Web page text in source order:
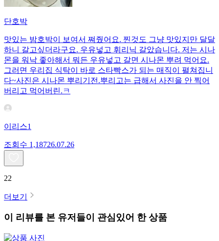
단호박
맛있는 밤호박이 보여서 쪄줬어요. 찐것도 그냥 맛있지만 달달
하니 갈고싶더라구요. 우유넣고 휘리닉 갈았습니다. 저는 시나
몬을 워낙 좋아해서 뭐든 우유넣고 갈면 시나몬 뿌려 먹어요.
그러면 우리집 식탁이 바로 스타빡스가 되는 매직이 펼쳐집니
다~사진은 시나몬 뿌리기전.뿌리고는 급해서 사진을 안 찍어
버리고 먹어버린.ㅋ
이리스1
조회수 1,18726.07.26
22
더보기
이 리뷰를 본 유저들이 관심있어 한 상품